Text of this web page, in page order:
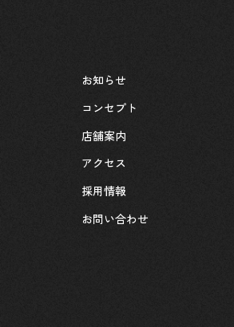
お知らせ
コンセプト
店舗案内
アクセス
採用情報
お問い合わせ